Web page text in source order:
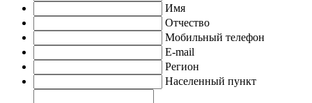
Имя
Отчество
Мобильный телефон
E-mail
Регион
Населенный пункт